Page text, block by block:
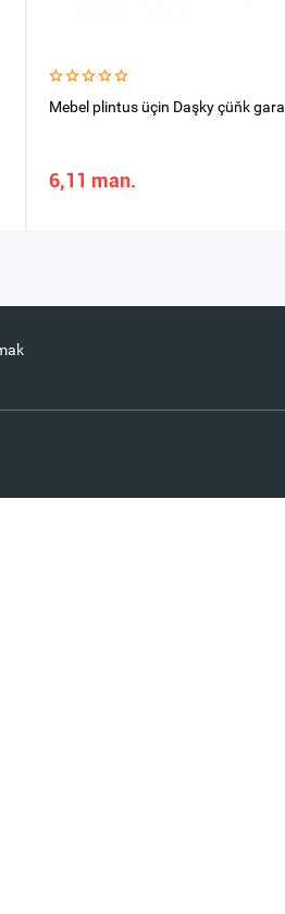
Mebel plintus üçin Daşky çüňk gara
6,11 man.